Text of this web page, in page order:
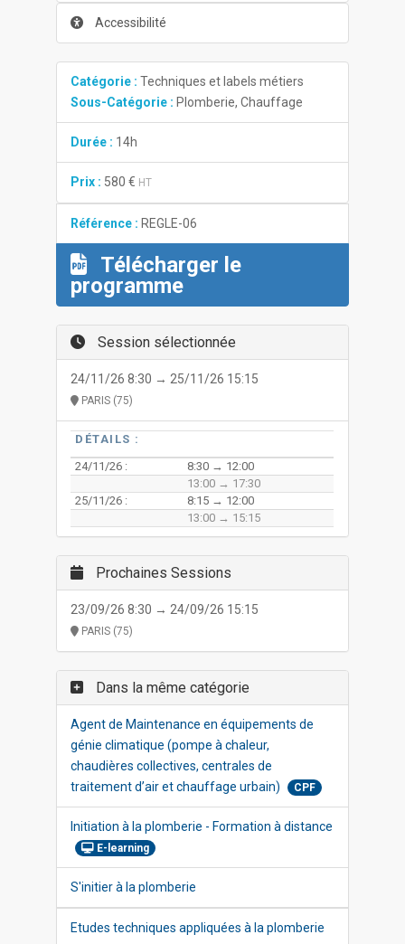
Accessibilité
Catégorie : Techniques et labels métiers
Sous-Catégorie : Plomberie, Chauffage
Durée : 14h
Prix : 580 € HT
Référence : REGLE-06
Télécharger le
programme
Session sélectionnée
24/11/26 8:30 → 25/11/26 15:15
PARIS (75)
DÉTAILS :
24/11/26 :
8:30 → 12:00
13:00 → 17:30
25/11/26 :
8:15 → 12:00
13:00 → 15:15
Prochaines Sessions
23/09/26 8:30 → 24/09/26 15:15
PARIS (75)
Dans la même catégorie
Agent de Maintenance en équipements de
génie climatique (pompe à chaleur,
chaudières collectives, centrales de
traitement d’air et chauffage urbain)
CPF
Initiation à la plomberie - Formation à distance
E-learning
S'initier à la plomberie
Etudes techniques appliquées à la plomberie